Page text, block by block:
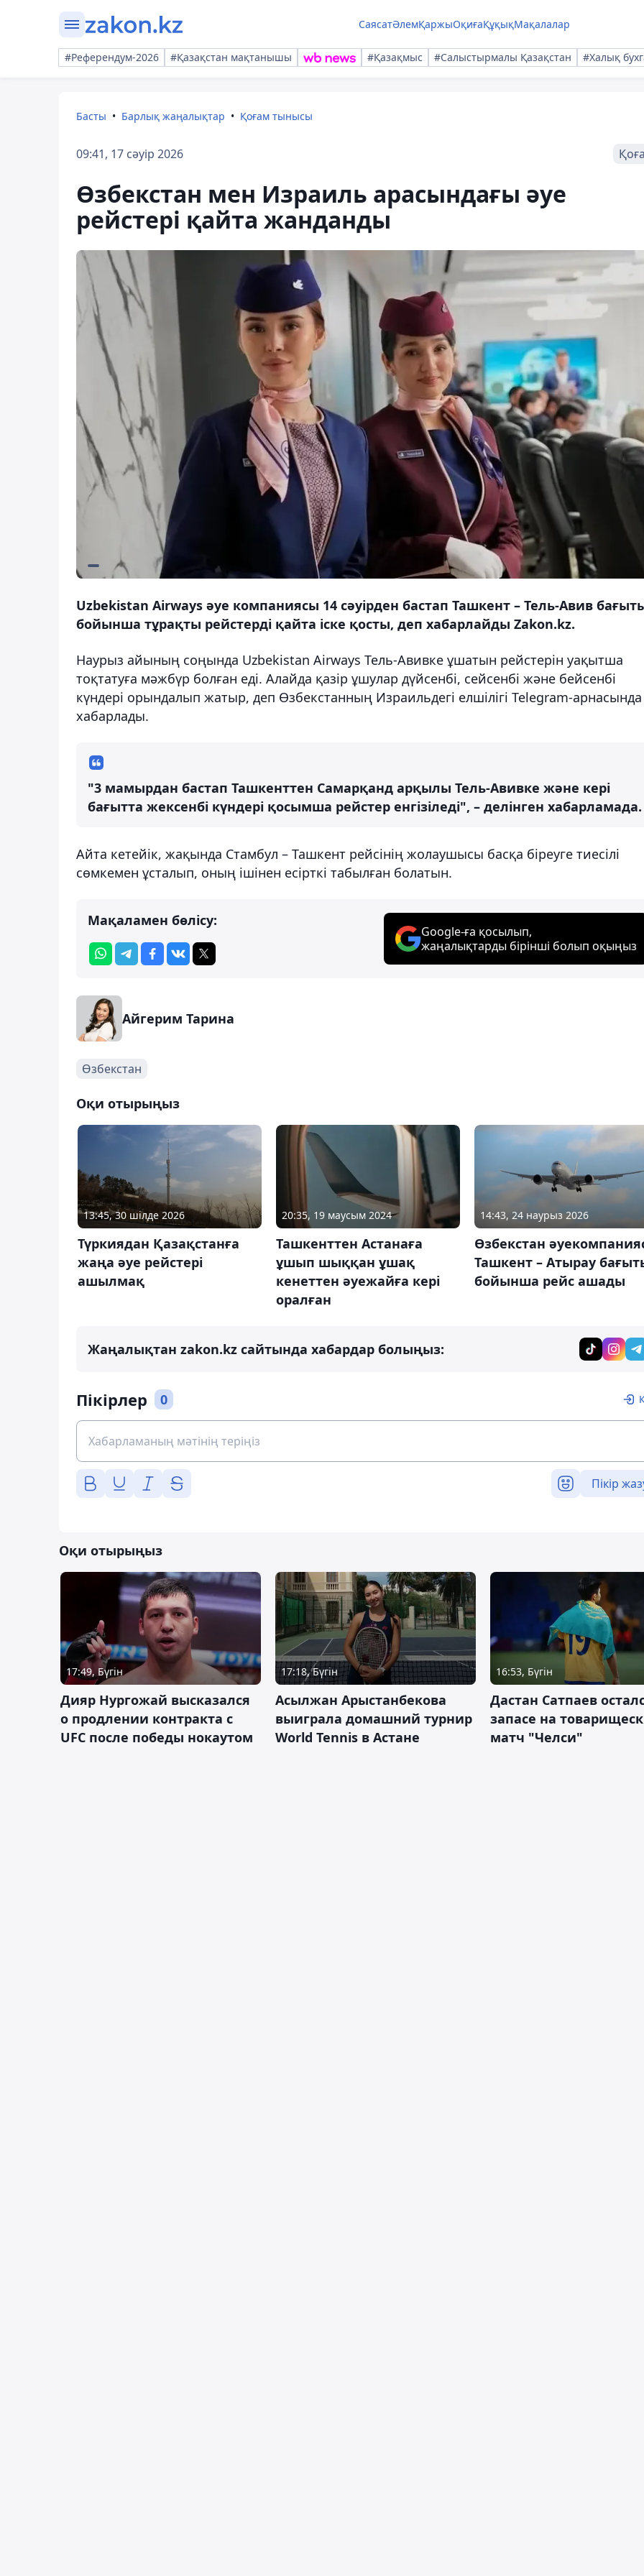
СаясатӘлемҚаржыОқиғаҚұқықМақалалар
#Референдум-2026 #Қазақстан мақтанышы #Қазақмыс #Салыстырмалы Қазақстан #Халық
Басты Барлық жаңалықтар Қоғам тынысы
09:41, 17 сәуір 2026
Өзбекстан мен Израиль арасындағы әуе
рейстері қайта жанданды
Uzbekistan Airways әуе компаниясы 14 сәуірден бастап Ташкент – Тель-Авив
бойынша тұрақты рейстерді қайта іске қосты, деп хабарлайды Zakon.kz.
Наурыз айының соңында Uzbekistan Airways Тель-Авивке ұшатын рейстерін уақытша
тоқтатуға мәжбүр болған еді. Алайда қазір ұшулар дүйсенбі, сейсенбі және бейсенбі
күндері орындалып жатыр, деп Өзбекстанның Израильдегі елшілігі Telegram-арнасында
хабарлады.
"3 мамырдан бастап Ташкенттен Самарқанд арқылы Тель-Авивке және кері
бағытта жексенбі күндері қосымша рейстер енгізіледі", – делінген хабарламада.
Айта кетейік, жақында Стамбул – Ташкент рейсінің жолаушысы басқа біреуге тиесілі
сөмкемен ұсталып, оның ішінен есірткі табылған болатын.
Мақаламен бөлісу:
Google-ға қосылып,
жаңалықтарды бірінші болып оқыңыз
Айгерим Тарина
Өзбекстан
Оқи отырыңыз
13:45, 30 шілде 2026
Түркиядан Қазақстанға
жаңа әуе рейстері
ашылмақ
20:35, 19 маусым 2024
Ташкенттен Астанаға
ұшып шыққан ұшақ
кенеттен әуежайға кері
оралған
14:43, 24 наурыз 2026
Өзбекстан
Ташкент – Атырау
бойынша рейс ашады
Жаңалықтан zakon.kz сайтында хабардар болыңыз:
Пікірлер 0
Пікір
Оқи отырыңыз
17:49, Бүгін
Дияр Нургожай высказался
о продлении контракта с
UFC после победы нокаутом
17:18, Бүгін
Асылжан Арыстанбекова
выиграла домашний турнир
World Tennis в Астане
16:53, Бүгін
Дастан Сатпаев
запасе на
матч "Челси"